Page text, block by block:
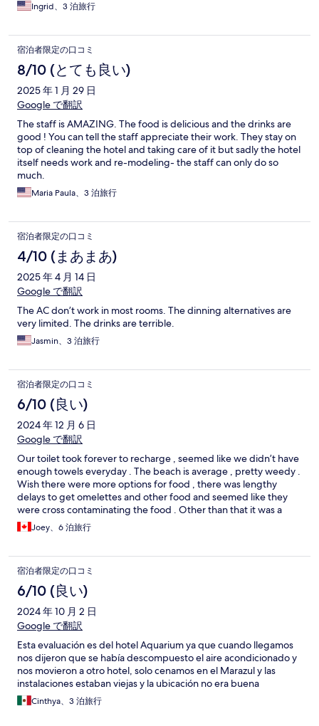
Ingrid、3 泊旅行
宿泊者限定の口コミ
8/10 (とても良い)
2025 年 1 月 29 日
Google で翻訳
The staff is AMAZING. The food is delicious and the drinks are
good ! You can tell the staff appreciate their work. They stay on
top of cleaning the hotel and taking care of it but sadly the hotel
itself needs work and re-modeling- the staff can only do so
much.
Maria Paula、3 泊旅行
宿泊者限定の口コミ
4/10 (まあまあ)
2025 年 4 月 14 日
Google で翻訳
The AC don’t work in most rooms. The dinning alternatives are
very limited. The drinks are terrible.
Jasmin、3 泊旅行
宿泊者限定の口コミ
6/10 (良い)
2024 年 12 月 6 日
Google で翻訳
Our toilet took forever to recharge , seemed like we didn’t have
enough towels everyday . The beach is average , pretty weedy .
Wish there were more options for food , there was lengthy
delays to get omelettes and other food and seemed like they
were cross contaminating the food . Other than that it was a
decent hotel the entertainment was good
Joey、6 泊旅行
宿泊者限定の口コミ
6/10 (良い)
2024 年 10 月 2 日
Google で翻訳
Esta evaluación es del hotel Aquarium ya que cuando llegamos
nos dijeron que se había descompuesto el aire acondicionado y
nos movieron a otro hotel, solo cenamos en el Marazul y las
instalaciones estaban viejas y la ubicación no era buena
Cinthya、3 泊旅行